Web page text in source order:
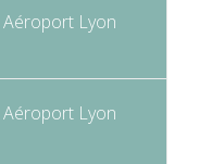
Lyon
Lyon